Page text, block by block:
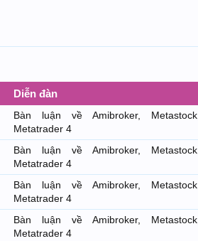
Diễn đàn
Bàn luận về Amibroker, Metastock,
Metatrader 4
Bàn luận về Amibroker, Metastock,
Metatrader 4
Bàn luận về Amibroker, Metastock,
Metatrader 4
Bàn luận về Amibroker, Metastock,
Metatrader 4